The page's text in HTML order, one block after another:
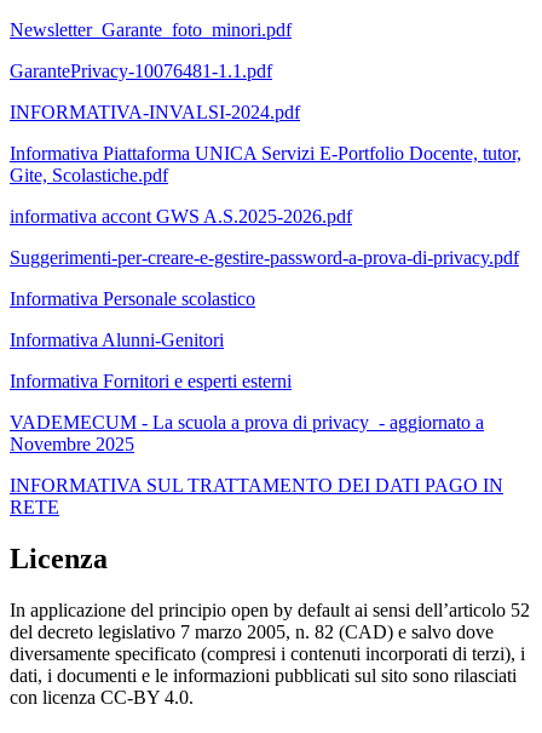
Newsletter_Garante_foto_minori.pdf
GarantePrivacy-10076481-1.1.pdf
INFORMATIVA-INVALSI-2024.pdf
Informativa Piattaforma UNICA Servizi E-Portfolio Docente, tutor,
Gite, Scolastiche.pdf
informativa accont GWS A.S.2025-2026.pdf
Suggerimenti-per-creare-e-gestire-password-a-prova-di-privacy.pdf
Informativa Personale scolastico
Informativa Alunni-Genitori
Informativa Fornitori e esperti esterni
VADEMECUM - La scuola a prova di privacy - aggiornato a
Novembre 2025
INFORMATIVA SUL TRATTAMENTO DEI DATI PAGO IN
RETE
Licenza
In applicazione del principio open by default ai sensi dell’articolo 52
del decreto legislativo 7 marzo 2005, n. 82 (CAD) e salvo dove
diversamente specificato (compresi i contenuti incorporati di terzi), i
dati, i documenti e le informazioni pubblicati sul sito sono rilasciati
con licenza CC-BY 4.0.